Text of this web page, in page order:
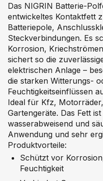
Das NIGRIN Batterie-
entwickeltes Kontaktfett
Batteriepole,
Steckverbindungen. Es
Korrosion,
sichert so die
elektrischen Anlage –
die starken Witterungs-
Feuchtigkeitseinflüssen
Ideal für Kfz,
Gartengeräte. Das Fett
wasserabweisend und
Anwendung und sehr
Produktvorteile:
Schützt vor
Feuchtigkeit